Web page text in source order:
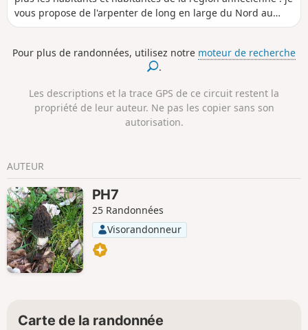
vous propose de l'arpenter de long en large du Nord au
Sud.Attention le parcours comporte quelques passages
communes d’Annecy et de Veyrier-du-Lac interdit l'accès aux
véhicules motorisés d’accéder au Col des Contrebandiers et
Pour plus de randonnées, utilisez notre moteur de recherche
.
Les descriptions et la trace GPS de ce circuit restent la
propriété de leur auteur. Ne pas les copier sans son
autorisation.
AUTEUR
PH7
25 Randonnées
Visorandonneur
Carte de la randonnée